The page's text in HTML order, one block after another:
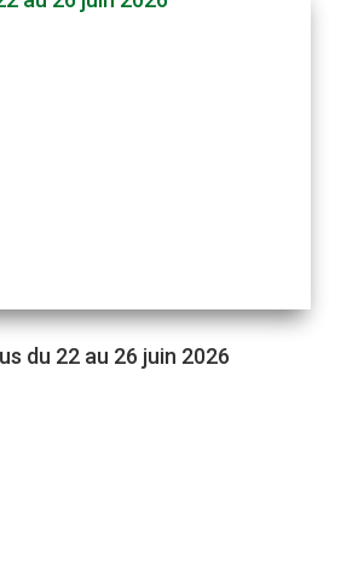
du 22 au 26 juin 2026